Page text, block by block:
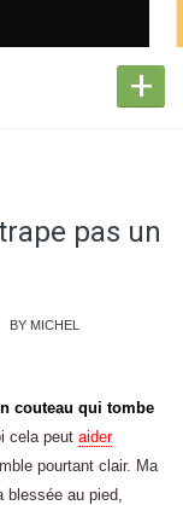
+
pas un
BY MICHEL
couteau qui tombe
cela peut aider
pourtant clair. Ma
blessée au pied,